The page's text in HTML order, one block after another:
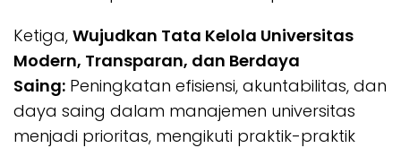
Ketiga, Wujudkan Tata Kelola Universitas
Modern, Transparan, dan Berdaya
Saing: Peningkatan efisiensi, akuntabilitas, dan
daya saing dalam manajemen universitas
menjadi prioritas, mengikuti praktik-praktik